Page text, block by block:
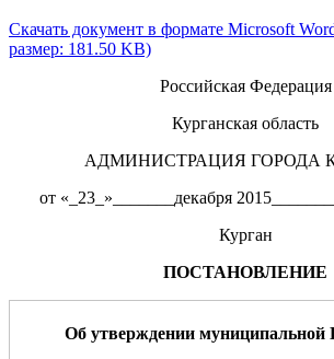
Скачать документ в формате Microsoft
размер: 181.50 KB)
Российская Федерация
Курганская область
АДМИНИСТРАЦИЯ ГОРОДА
от «_23_»_______декабря
Курган
ПОСТАНОВЛЕНИЕ
Об утверждении